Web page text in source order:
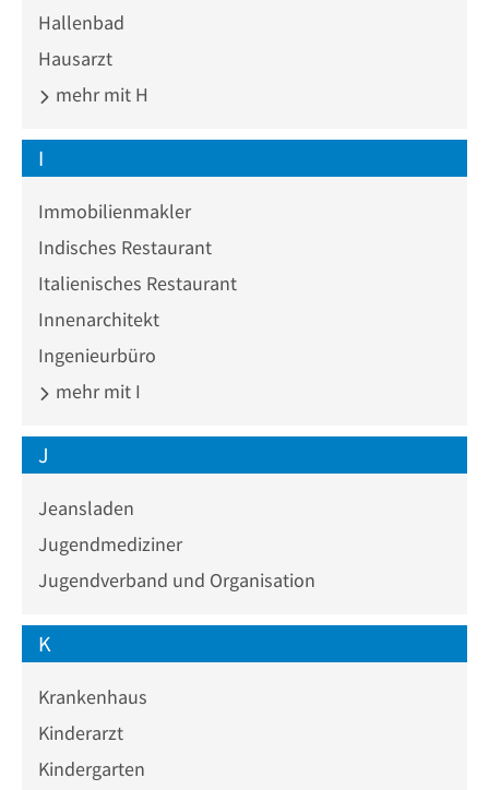
Hallenbad
Hausarzt
mehr mit H
I
Immobilienmakler
Indisches Restaurant
Italienisches Restaurant
Innenarchitekt
Ingenieurbüro
mehr mit I
J
Jeansladen
Jugendmediziner
Jugendverband und Organisation
K
Krankenhaus
Kinderarzt
Kindergarten